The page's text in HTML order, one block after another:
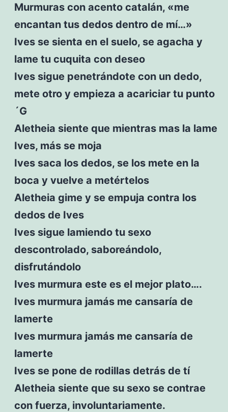
Murmuras con acento catalán, «me
encantan tus dedos dentro de mí…»
Ives se sienta en el suelo, se agacha y
lame tu cuquita con deseo
Ives sigue penetrándote con un dedo,
mete otro y empieza a acariciar tu punto
´G
Aletheia siente que mientras mas la lame
Ives, más se moja
Ives saca los dedos, se los mete en la
boca y vuelve a metértelos
Aletheia gime y se empuja contra los
dedos de Ives
Ives sigue lamiendo tu sexo
descontrolado, saboreándolo,
disfrutándolo
Ives murmura este es el mejor plato….
Ives murmura jamás me cansaría de
lamerte
Ives murmura jamás me cansaría de
lamerte
Ives se pone de rodillas detrás de tí
Aletheia siente que su sexo se contrae
con fuerza, involuntariamente.